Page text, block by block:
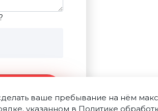
ваше пребывание на нём
указанном в Политике